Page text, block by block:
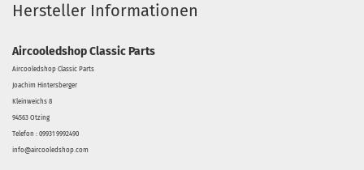
Hersteller Informationen
Aircooledshop Classic Parts
Aircooledshop Classic Parts
Joachim Hintersberger
Kleinweichs 8
94563 Otzing
Telefon : 09931 9992490
info@aircooledshop.com